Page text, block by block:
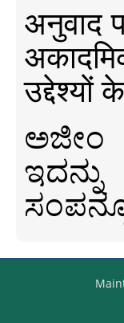
अनुवाद
उद्देश्यों